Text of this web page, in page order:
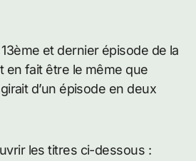
et dernier épisode de la
en fait être le même que
d’un épisode en deux
les titres ci-dessous :